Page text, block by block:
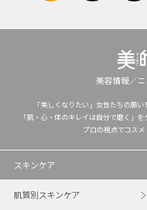
美容情報／
「美しくなりたい」女性たちの願
「肌・心・体のキレイは自分で磨く」
プロの視点でコスメ
スキンケア
肌質別スキンケア